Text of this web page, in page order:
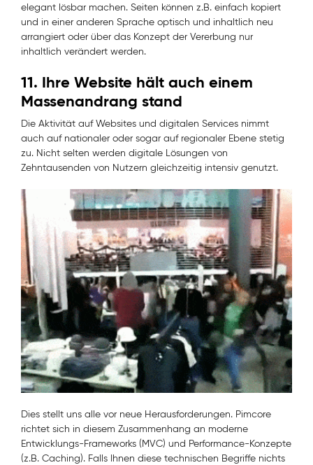
elegant lösbar machen. Seiten können z.B. einfach kopiert
und in einer anderen Sprache optisch und inhaltlich neu
arrangiert oder über das Konzept der Vererbung nur
inhaltlich verändert werden.
11. Ihre Website hält auch einem
Massenandrang stand
Die Aktivität auf Websites und digitalen Services nimmt
auch auf nationaler oder sogar auf regionaler Ebene stetig
zu. Nicht selten werden digitale Lösungen von
Zehntausenden von Nutzern gleichzeitig intensiv genutzt.
Dies stellt uns alle vor neue Herausforderungen. Pimcore
richtet sich in diesem Zusammenhang an moderne
Entwicklungs-Frameworks (MVC) und Performance-Konzepte
(z.B. Caching). Falls Ihnen diese technischen Begriffe nichts